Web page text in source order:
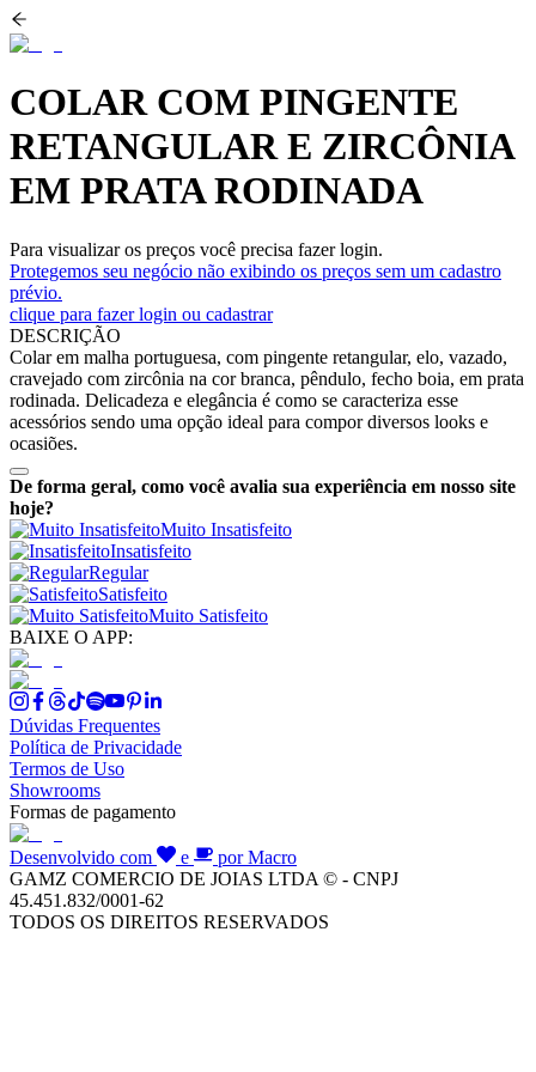
COLAR COM PINGENTE
RETANGULAR E ZIRCÔNIA
EM PRATA RODINADA
Para visualizar os preços você precisa fazer login.
Protegemos seu negócio não exibindo os preços sem um cadastro
prévio.
clique para fazer login ou cadastrar
DESCRIÇÃO
Colar em malha portuguesa, com pingente retangular, elo, vazado,
cravejado com zircônia na cor branca, pêndulo, fecho boia, em prata
rodinada. Delicadeza e elegância é como se caracteriza esse
acessórios sendo uma opção ideal para compor diversos looks e
ocasiões.
De forma geral, como você avalia sua experiência em nosso site
hoje?
Muito Insatisfeito
Insatisfeito
Regular
Satisfeito
Muito Satisfeito
BAIXE O APP:
Dúvidas Frequentes
Política de Privacidade
Termos de Uso
Showrooms
Formas de pagamento
Desenvolvido com e
por Macro
GAMZ COMERCIO DE JOIAS LTDA © - CNPJ
45.451.832/0001-62
TODOS OS DIREITOS RESERVADOS